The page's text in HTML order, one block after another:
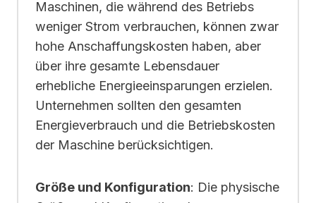
Maschinen, die während des Betriebs
weniger Strom verbrauchen, können zwar
hohe Anschaffungskosten haben, aber
über ihre gesamte Lebensdauer
erhebliche Energieeinsparungen erzielen.
Unternehmen sollten den gesamten
Energieverbrauch und die Betriebskosten
der Maschine berücksichtigen.
Größe und Konfiguration: Die physische